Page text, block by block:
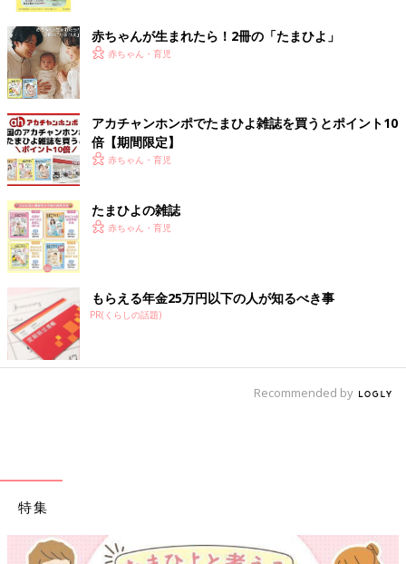
――夢空ちゃんの授乳のことはだれかに相談したんですか？
辻 はい。母乳外来にも行ったし、4カ月健診でも聞いてみまし
た。そうしたら「離乳食を5カ月になったら早めに始めてみて
は？」と言われたので、夢空の様子を見ながら5カ月半のときに
スタート。10倍がゆをパクパク食べてくれて、いい調子で進んで
いたのですが、ここで「5人きょうだいあるある」と言います
か…。夢空に家族の感染症がうつってしまったんです。私以外の
家族全員が倒れて、今、思い返しても本当に大変でした。
――離乳食はいったん、仕切り直しになったんですか？
辻 そうなんです。夢空が回復して6カ月になってから、もう一
度10倍がゆから始めて、次は野菜ペースト…というように進めま
そのタイミングで「次に進むならどの食材がいいのかな？」とチ
ャッピー（chatGPT）に聞いてみたら、「絶対、コレ!!!」くらい
ことがわかったので、そろそろ…と思いつつも、そこからあえて
レルギーがあるので、夢空にも症状が出る可能性があって慎重に
なったんです。「卒業式の日に夢空に食物アレルギーの症状が出
たら大変だな」って思って…。
赤ちゃんが生まれたら！2冊の「たまひよ」
赤ちゃん・育児
アカチャンホンポでたまひよ雑誌を買うとポイント10
倍【期間限定】
赤ちゃん・育児
たまひよの雑誌
赤ちゃん・育児
もらえる年金25万円以下の人が知るべき事
PR(くらしの話題)
Recommended by
特集